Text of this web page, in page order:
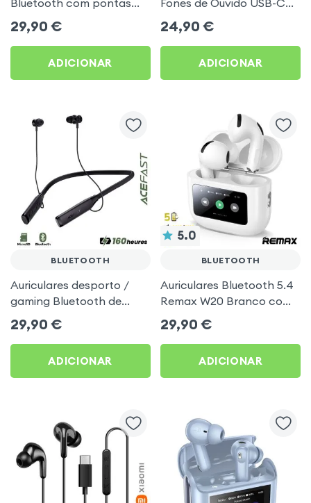
intra-auriculares - Branco
29,90 €
ADICIONAR
Acefast para Vlogs,
TikTok, podcasts
24,90 €
ADICIONAR
BLUETOOTH
Auriculares desporto /
gaming Bluetooth de
pescoço autonomia 160h
Acefast pretos
29,90 €
ADICIONAR
5.0
BLUETOOTH
Auriculares Bluetooth 5.4
Remax W20 Branco com
Ecrã LCD Full-Color
29,90 €
ADICIONAR